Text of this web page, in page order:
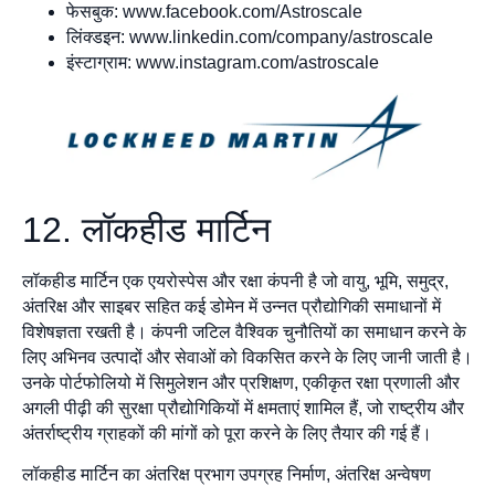
फेसबुक: www.facebook.com/Astroscale
लिंक्डइन: www.linkedin.com/company/astroscale
इंस्टाग्राम: www.instagram.com/astroscale
12. लॉकहीड मार्टिन
लॉकहीड मार्टिन एक एयरोस्पेस और रक्षा कंपनी है जो वायु, भूमि, समुद्र,
अंतरिक्ष और साइबर सहित कई डोमेन में उन्नत प्रौद्योगिकी समाधानों में
विशेषज्ञता रखती है। कंपनी जटिल वैश्विक चुनौतियों का समाधान करने के
लिए अभिनव उत्पादों और सेवाओं को विकसित करने के लिए जानी जाती है।
उनके पोर्टफोलियो में सिमुलेशन और प्रशिक्षण, एकीकृत रक्षा प्रणाली और
अगली पीढ़ी की सुरक्षा प्रौद्योगिकियों में क्षमताएं शामिल हैं, जो राष्ट्रीय और
अंतर्राष्ट्रीय ग्राहकों की मांगों को पूरा करने के लिए तैयार की गई हैं।
लॉकहीड मार्टिन का अंतरिक्ष प्रभाग उपग्रह निर्माण, अंतरिक्ष अन्वेषण